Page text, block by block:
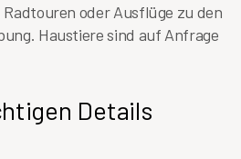
oder Ausflüge zu den
Haustiere sind auf Anfrage
Details